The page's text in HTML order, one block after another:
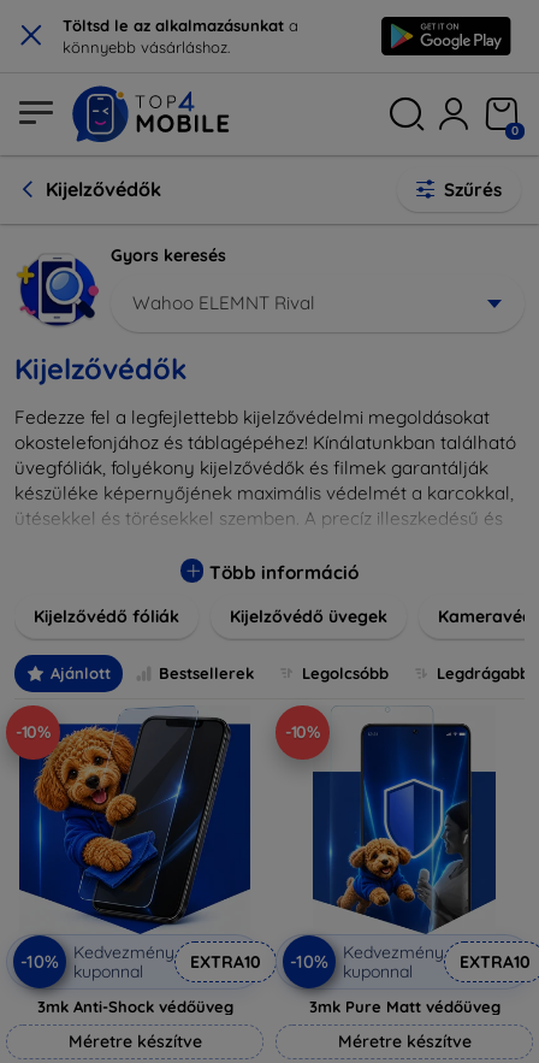
× Töltsd le az alkalmazásunkat a
könnyebb vásárláshoz.
0
Kijelzővédők Szűrés
Gyors keresés
Wahoo ELEMNT Rival
Kijelzővédők
Fedezze fel a legfejlettebb kijelzővédelmi megoldásokat
okostelefonjához és táblagépéhez! Kínálatunkban található
üvegfóliák, folyékony kijelzővédők és filmek garantálják
készüléke képernyőjének maximális védelmét a karcokkal,
ütésekkel és törésekkel szemben. A precíz illeszkedésű és
hanem kristálytiszta képet is biztosítanak, megőrzi a
és stílusú kijelzővédőink közül, hogy a mindennapok során is
fedésről vagy íves kijelzővédelemről, a minőséget szem
előtt tartva kínálunk megoldásokat minden eszközre.
Több információ
Kijelzővédő fóliák Kijelzővédő üvegek
Ajánlott Bestsellerek Legolcsóbb Legdrágabb
-10%
-10%
Kedvezmény
kuponnal
EXTRA10
3mk Anti-Shock védőüveg
Méretre készítve
-10%
-10%
Kedvezmény
kuponnal
EXTRA10
3mk Pure Matt védőüveg
Méretre készítve